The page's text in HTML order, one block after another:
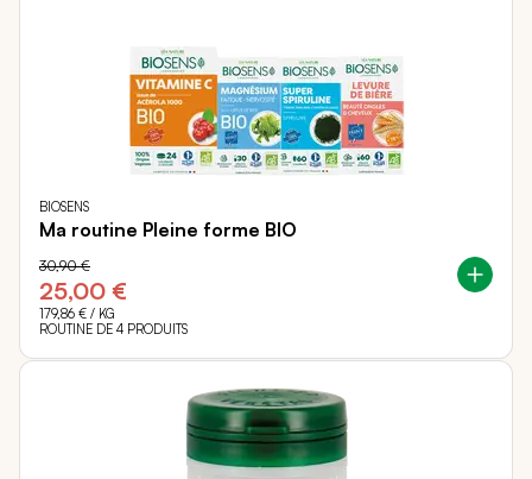
BIOSENS
Ma routine Pleine forme BIO
25,00 €
30,90 €
179,86 € / KG
ROUTINE DE 4 PRODUITS